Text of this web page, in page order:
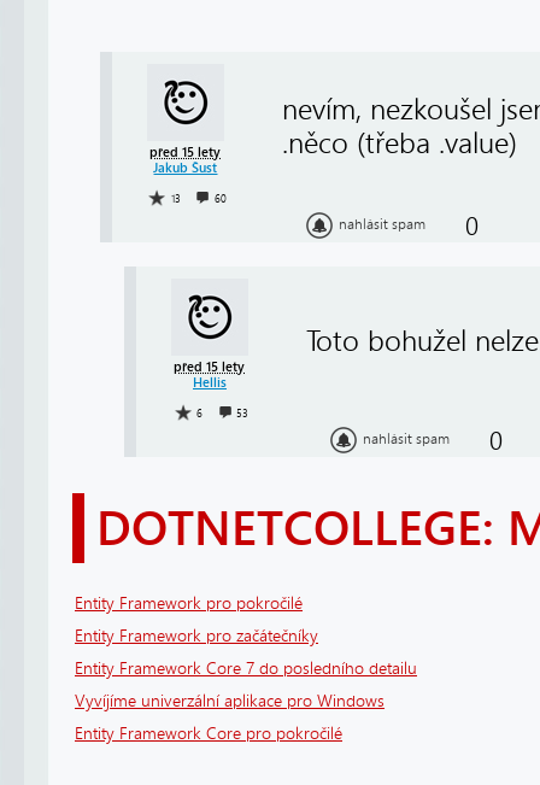
před 15 lety
Jakub Šust
13 60
nevím, nezkoušel
.něco (třeba .value)
nahlásit spam 0
před 15 lety
Hellis
6 53
Toto bohužel
nahlásit spam 0
DOTNETCOLLEGE:
Entity Framework pro pokročilé
Entity Framework pro začátečníky
Entity Framework Core 7 do posledního detailu
Vyvíjíme univerzální aplikace pro Windows
Entity Framework Core pro pokročilé